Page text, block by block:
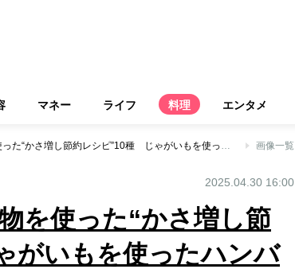
マネー ライフ 料理 エンタメ
野菜や大豆製品、乾物を使った“かさ増し節約レシピ”10種 じゃがいもを使ったハンバーグ、キャベツの代わりにもやしでお好み焼き 画像一覧
2025.04.30 16:00
を使った“かさ増し節
いもを使ったハンバ